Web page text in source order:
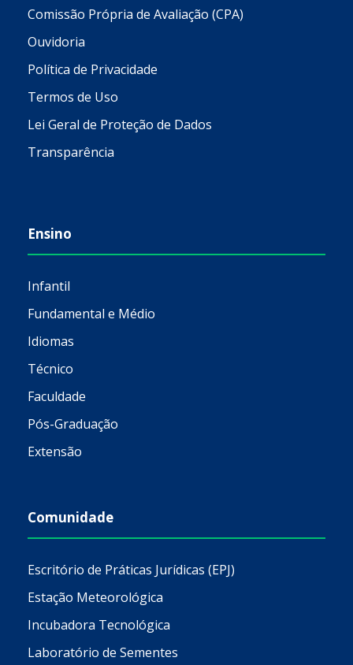
Comissão Própria de Avaliação (CPA)
Ouvidoria
Política de Privacidade
Termos de Uso
Lei Geral de Proteção de Dados
Transparência
Ensino
Infantil
Fundamental e Médio
Idiomas
Técnico
Faculdade
Pós-Graduação
Extensão
Comunidade
Escritório de Práticas Jurídicas (EPJ)
Estação Meteorológica
Incubadora Tecnológica
Laboratório de Sementes